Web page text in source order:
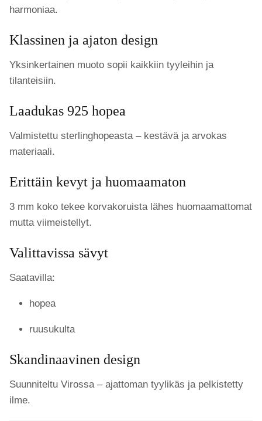
harmoniaa.
Klassinen ja ajaton design
Yksinkertainen muoto sopii kaikkiin tyyleihin ja
tilanteisiin.
Laadukas 925 hopea
Valmistettu sterlinghopeasta – kestävä ja arvokas
materiaali.
Erittäin kevyt ja huomaamaton
3 mm koko tekee korvakoruista lähes huomaamattomat
mutta viimeistellyt.
Valittavissa sävyt
Saatavilla:
hopea
ruusukulta
Skandinaavinen design
Suunniteltu Virossa – ajattoman tyylikäs ja pelkistetty
ilme.